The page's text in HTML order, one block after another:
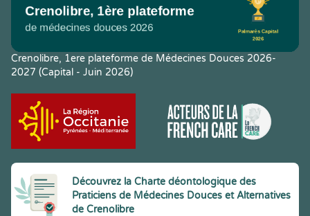
Crenolibre, 1ere plateforme de Médecines Douces 2026-
2027 (Capital - Juin 2026)
Découvrez la Charte déontologique des
Praticiens de Médecines Douces et Alternatives
de Crenolibre